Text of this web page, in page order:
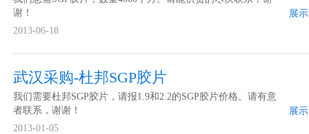
谢！
展
2013-06-18
武汉采购-杜邦SGP胶片
我们需要杜邦SGP胶片，请报1.9和2.2的SGP胶片价格。请有意
者联系，谢谢！
展
2013-01-05